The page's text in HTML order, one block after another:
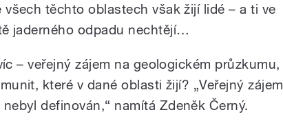
těchto oblastech však žijí lidé – a ti ve
jaderného odpadu nechtějí…
– veřejný zájem na geologickém průzkumu,
které v dané oblasti žijí? „Veřejný zájem
definován,“ namítá Zdeněk Černý.